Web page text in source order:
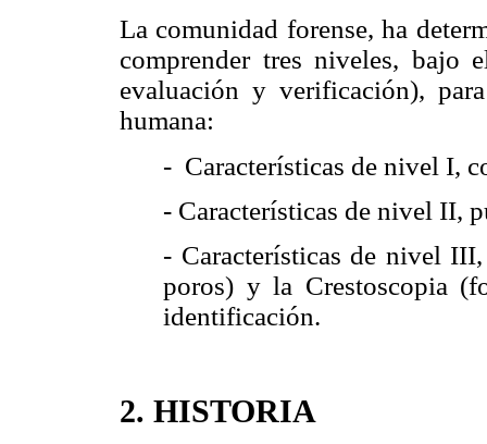
La comunidad forense, ha
comprender tres niveles, bajo
evaluación y verificación),
humana:
- Características de nivel I,
- Características de nivel II,
- Características de nivel
poros) y la Crestoscopia
identificación.
2. HISTORIA